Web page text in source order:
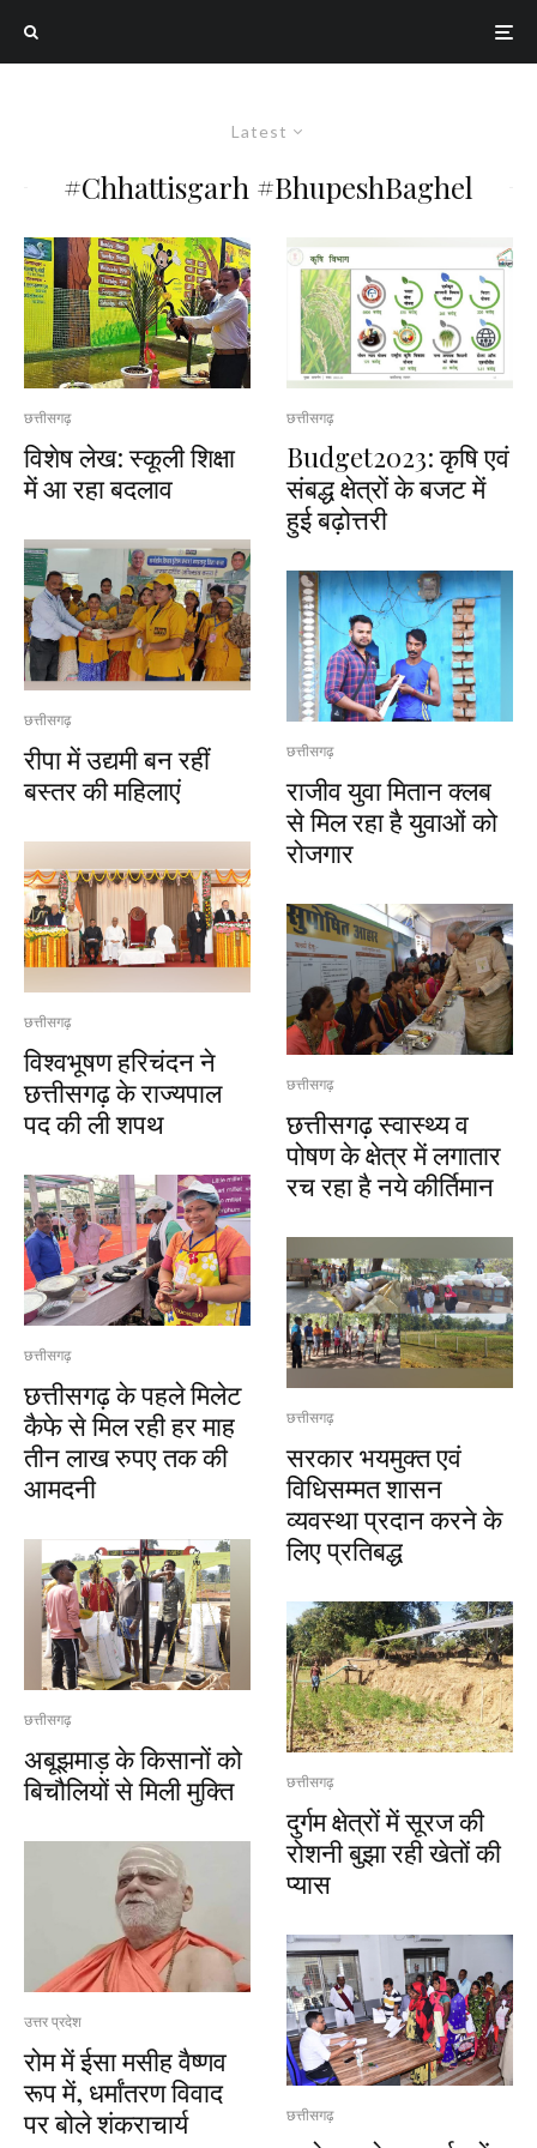
Latest
#Chhattisgarh #BhupeshBaghel
छत्तीसगढ़
विशेष लेख: स्कूली शिक्षा
में आ रहा बदलाव
छत्तीसगढ़
रीपा में उद्यमी बन रहीं
बस्तर की महिलाएं
छत्तीसगढ़
विश्वभूषण हरिचंदन ने
छत्तीसगढ़ के राज्यपाल
पद की ली शपथ
छत्तीसगढ़
छत्तीसगढ़ के पहले मिलेट
कैफे से मिल रही हर माह
तीन लाख रुपए तक की
आमदनी
छत्तीसगढ़
अबूझमाड़ के किसानों को
बिचौलियों से मिली मुक्ति
उत्तर प्रदेश
रोम में ईसा मसीह वैष्णव
रूप में, धर्मांतरण विवाद
पर बोले शंकराचार्य
छत्तीसगढ़
Budget2023: कृषि एवं
संबद्ध क्षेत्रों के बजट में
हुई बढ़ोत्तरी
छत्तीसगढ़
राजीव युवा मितान क्लब
से मिल रहा है युवाओं को
रोजगार
छत्तीसगढ़
छत्तीसगढ़ स्वास्थ्य व
पोषण के क्षेत्र में लगातार
रच रहा है नये कीर्तिमान
छत्तीसगढ़
सरकार भयमुक्त एवं
विधिसम्मत शासन
व्यवस्था प्रदान करने के
लिए प्रतिबद्ध
छत्तीसगढ़
दुर्गम क्षेत्रों में सूरज की
रोशनी बुझा रही खेतों की
प्यास
छत्तीसगढ़